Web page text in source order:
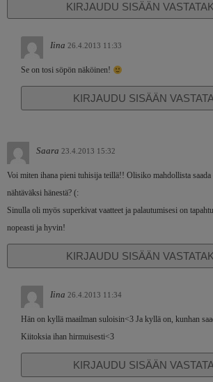
KIRJAUDU SISÄÄN
Iina 26.4.2013 11:33
Se on tosi söpön näköinen!
KIRJAUDU SISÄÄN
Saara 23.4.2013 15:32
Voi miten ihana pieni tuhisija teillä!! Olisiko mahdollista
nähtäväksi hänestä? (:
Sinulla oli myös superkivat vaatteet ja palautumisesi on
nopeasti ja hyvin!
KIRJAUDU SISÄÄN
Iina 26.4.2013 11:34
Hän on kyllä maailman suloisin<3 Ja kyllä on, kunhan
Kiitoksia ihan hirmuisesti<3
KIRJAUDU SISÄÄN